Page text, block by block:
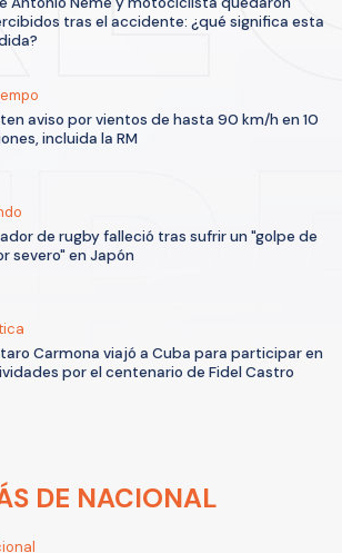
tras el accidente: ¿qué significa esta
aviso por vientos de hasta 90 km/h en 10
incluida la RM
de rugby falleció tras sufrir un "golpe de
severo" en Japón
Carmona viajó a Cuba para participar en
por el centenario de Fidel Castro
DE NACIONAL